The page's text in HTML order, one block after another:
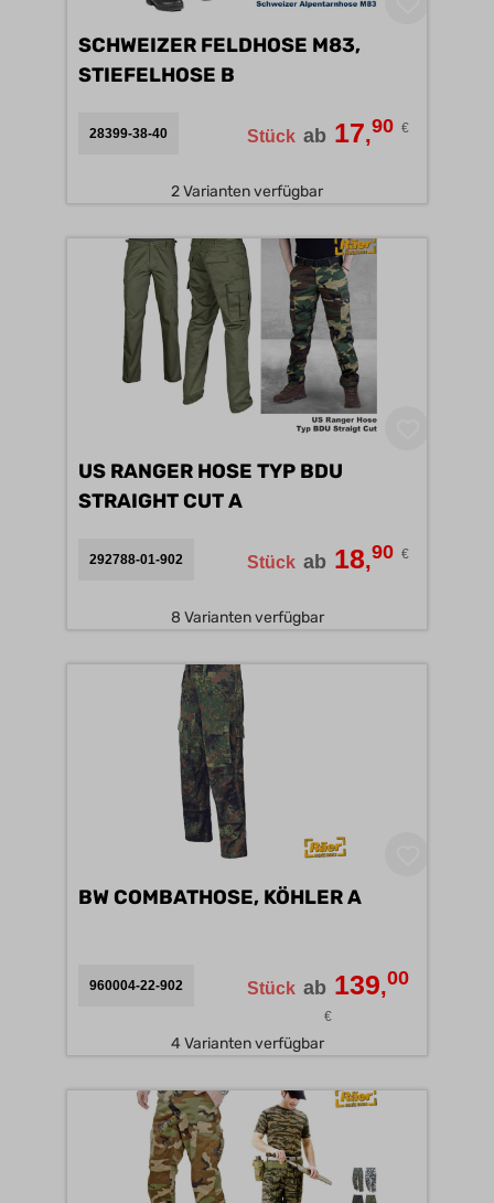
SCHWEIZER FELDHOSE M83,
STIEFELHOSE B
28399-38-40 Stück ab 17,90 €
2 Varianten verfügbar
US RANGER HOSE TYP BDU
STRAIGHT CUT A
292788-01-902 Stück ab 18,90 €
8 Varianten verfügbar
BW COMBATHOSE, KÖHLER A
960004-22-902 Stück ab 139,00
€
4 Varianten verfügbar